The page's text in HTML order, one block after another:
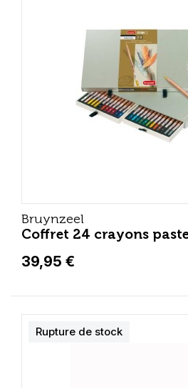
Bruynzeel
Coffret 24 crayons
39,95 €
Rupture de stock